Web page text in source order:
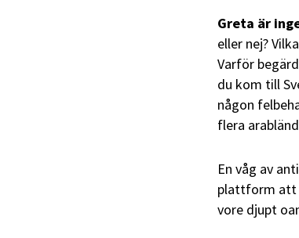
Greta är
eller nej?
Varför
du kom till
någon
flera
En våg av
plattform att
vore djupt